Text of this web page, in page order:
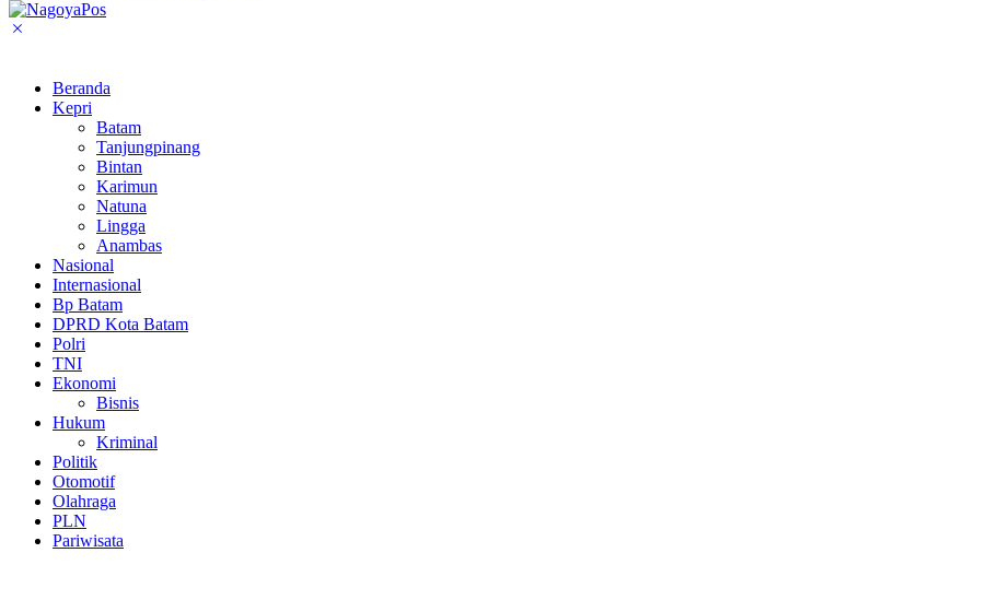
Beranda
Kepri
Batam
Tanjungpinang
Bintan
Karimun
Natuna
Lingga
Anambas
Nasional
Internasional
Bp Batam
DPRD Kota Batam
Polri
TNI
Ekonomi
Bisnis
Hukum
Kriminal
Politik
Otomotif
Olahraga
PLN
Pariwisata